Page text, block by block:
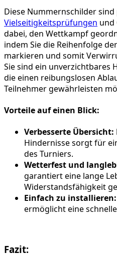
Diese Nummernschilder
Vielseitigkeitsprüfungen und
dabei, den Wettkampf
indem Sie die Reihenfolge
markieren und somit
Sie sind ein unverzichtbares
die einen reibungslosen
Teilnehmer gewährleisten
Vorteile auf einen Blick:
Verbesserte Übersicht:
Hindernisse sorgt für
des Turniers.
Wetterfest und
garantiert eine lange
Widerstandsfähigkeit
Einfach zu installieren:
ermöglicht eine
Fazit: